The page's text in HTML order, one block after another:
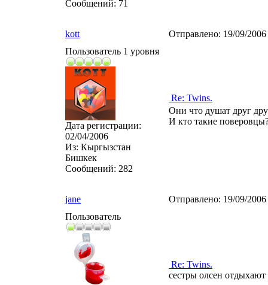
Сообщений: 71
kott Отправлено: 19/09/
Пользователь 1 уровня
Дата регистрации:
02/04/2006
Из: Кыргызстан
Бишкек
Сообщений: 282
Re: Twins.
Они что душат друг
И кто такие
jаne Отправлено: 19/09/
Пользователь
Re: Twins.
сестры олсен отдыхают